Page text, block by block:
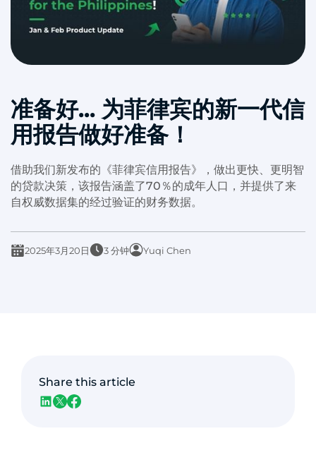
准备好... 为菲律宾的新一代信
用报告做好准备！
借助我们新发布的《菲律宾信用报告》，做出更快、更明智
的贷款决策，该报告涵盖了70％的成年人口，并提供了来
自权威数据集的经过验证的财务数据。
2025年3月20日 3 分钟 Yuqi Chen
Share this article